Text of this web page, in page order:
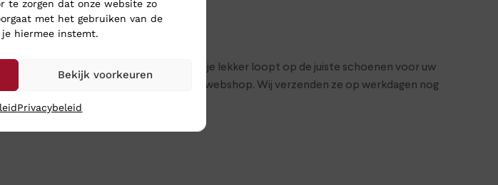
te zorgen dat onze website zo
met het gebruiken van de
hiermee instemt.
Bekijk voorkeuren
Privacybeleid
in Geldrop. Dan weet je zeker dat je lekker loopt op de juiste schoenen voor uw
naar je op: bestel ze online in onze webshop. Wij verzenden ze op werkdagen nog